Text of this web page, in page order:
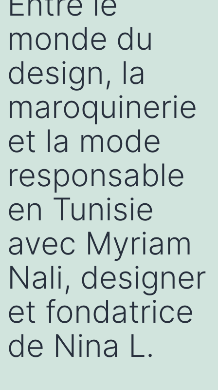
monde du
design, la
maroquinerie
et la mode
responsable
en Tunisie
avec Myriam
Nali, designer
et fondatrice
de Nina L.